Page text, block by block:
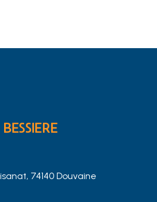
74140 Douvaine